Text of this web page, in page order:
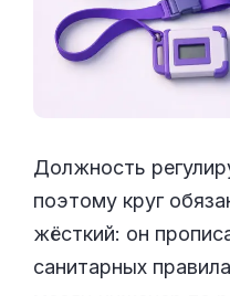
Должность
поэтому круг
жёсткий: он
санитарных